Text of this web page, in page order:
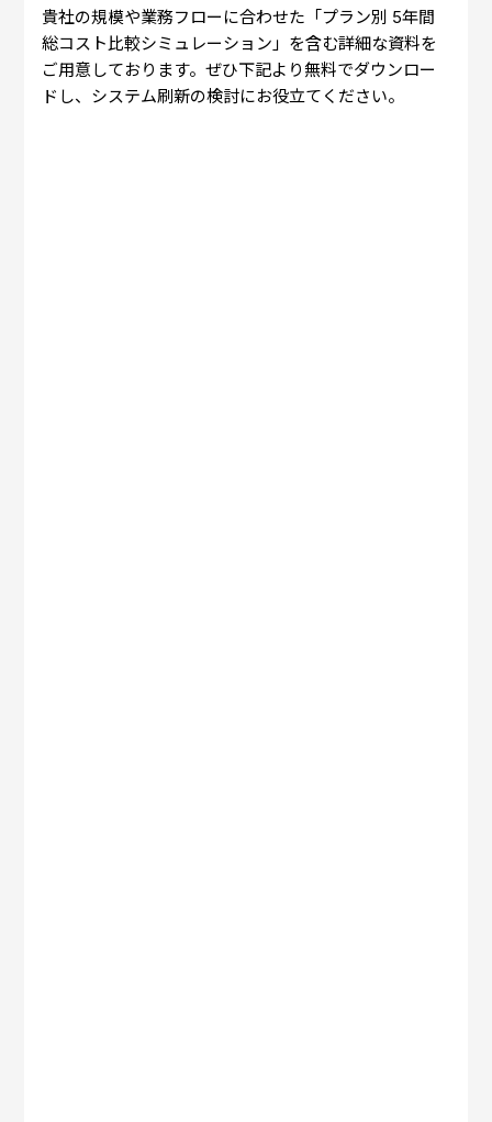
貴社の規模や業務フローに合わせた「プラン別 5年間
総コスト比較シミュレーション」を含む詳細な資料を
ご用意しております。ぜひ下記より無料でダウンロー
ドし、システム刷新の検討にお役立てください。